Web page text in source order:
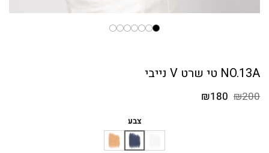
NO.13A טי שרט V נייבי
₪200 המחיר
₪180
צבע